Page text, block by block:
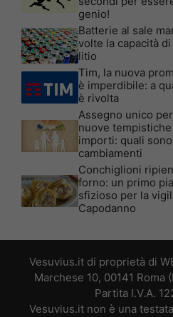
genio!
Batterie al sale
volte la capacità
litio
Tim, la nuova
è imperdibile: a
è rivolta
Assegno unico
nuove tempistiche
importi: quali
cambiamenti
Conchiglioni
forno: un primo
sfizioso per la
Capodanno
Vesuvius.it di proprietà di
Marchese 10, 00141 Roma
Partita I.V.A.
Vesuvius.it non è una